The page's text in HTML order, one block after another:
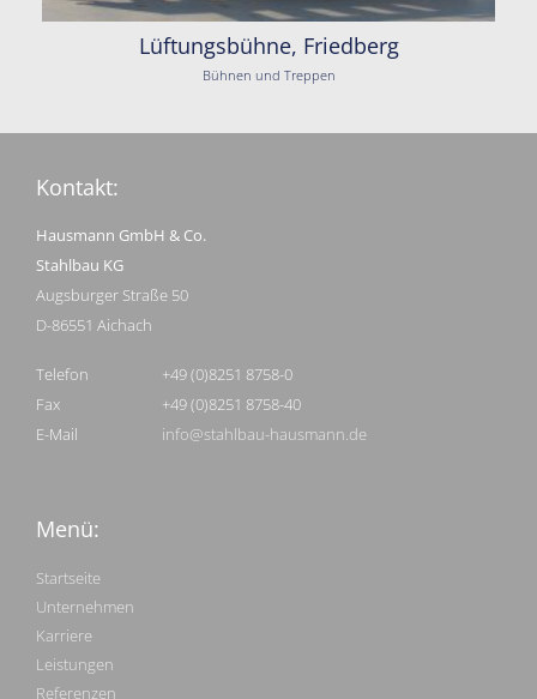
Lüftungsbühne, Friedberg
Bühnen und Treppen
Kontakt:
Hausmann GmbH & Co.
Stahlbau KG
Augsburger Straße 50
D-86551 Aichach
Telefon
Fax
E-Mail
+49 (0)8251 8758-0
+49 (0)8251 8758-40
info@stahlbau-hausmann.de
Menü:
Startseite
Unternehmen
Karriere
Leistungen
Referenzen